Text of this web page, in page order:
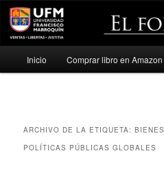
Ir
principal
Ir
secundario
Inicio Comprar libro en Amazon
ARCHIVO DE LA ETIQUETA:
POLÍTICAS PÚBLICAS GLOBALES